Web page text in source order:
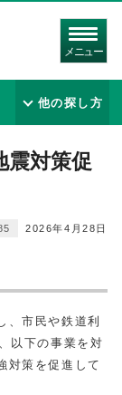
メニュー
他の探し方
震対策促
2026年4月28日
市民や鉄道利
以下の事業を対
対策を促進して